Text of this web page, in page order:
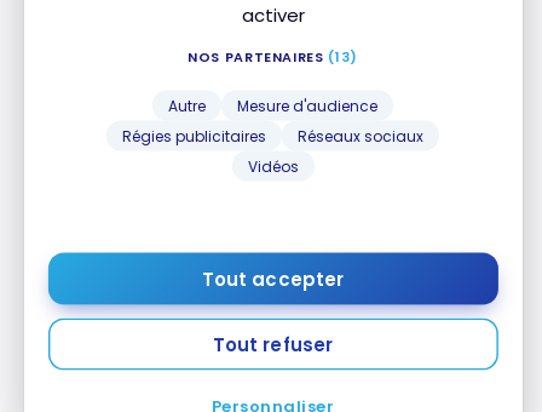
activer
NOS PARTENAIRES (13)
Autre
Mesure d'audience
Régies publicitaires
Réseaux sociaux
Vidéos
Tout accepter
Tout refuser
Personnaliser
Bonvoy
Bonvoy